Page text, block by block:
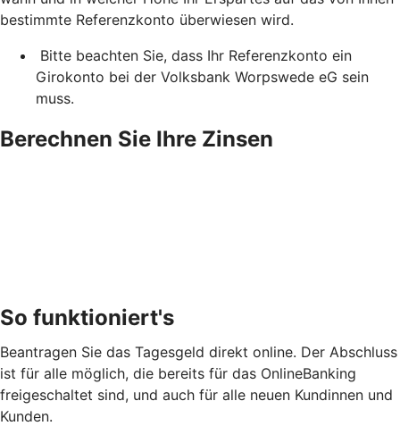
bestimmte Referenzkonto überwiesen wird.
Bitte beachten Sie, dass Ihr Referenzkonto ein
Girokonto bei der Volksbank Worpswede eG sein
muss.
Berechnen Sie Ihre Zinsen
So funktioniert's
Beantragen Sie das Tagesgeld direkt online. Der Abschluss
ist für alle möglich, die bereits für das OnlineBanking
freigeschaltet sind, und auch für alle neuen Kundinnen und
Kunden.